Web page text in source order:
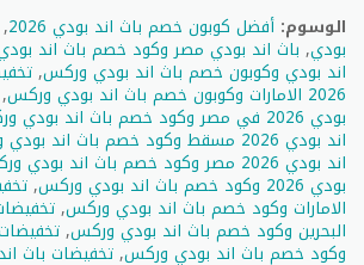
الوسوم: أفضل كوبون خصم باث اند بودي 2026 ,
بودي, باث اند بودي مصر وكود خصم باث اند
اند بودي وكوبون خصم باث اند بودي وركس,
2026 الامارات وكوبون خصم باث اند بودي وركس ,
بودي 2026 في مصر وكود خصم باث اند بودي وركس
اند بودي 2026 مسقط وكود خصم باث اند بودي وركس
اند بودي 2026 مصر وكود خصم باث اند بودي وركس
بودي 2026 وكود خصم باث اند بودي وركس ,
الامارات وكود خصم باث اند بودي وركس,
البحرين وكود خصم باث اند بودي وركس,
وكود خصم باث اند بودي وركس, تخفيضات باث